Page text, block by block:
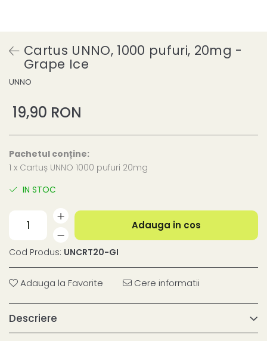
Cartus UNNO, 1000 pufuri, 20mg -
Grape Ice
UNNO
19,90 RON
Pachetul conține:
1 x Cartuș UNNO 1000 pufuri 20mg
IN STOC
Adauga in cos
Cod Produs: UNCRT20-GI
Adauga la Favorite Cere informatii
Descriere